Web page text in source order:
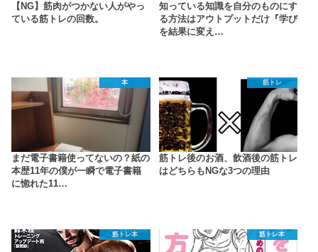
【NG】筋肉がつかない人がやっ
ている筋トレの回数。
知っている知識を自分のものにす
る方法はアウトプットだけ『学び
を結果に変え…
本
まだ電子書籍使ってないの？紙の
本歴11年の僕が一瞬で電子書籍
に惚れた11…
筋トレ
筋トレ後のお酒、飲酒後の筋トレ
はどちらもNGな3つの理由
筋トレ本 筋トレ本